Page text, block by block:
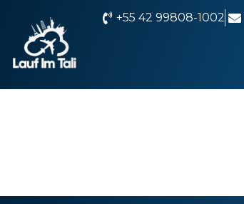
+55 42 99808-1002